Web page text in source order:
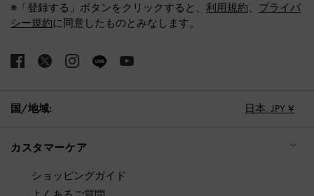
※「登録する」ボタンをクリックすると、 利用規約、 プライバ
シー規約に同意したものとみなします。
国/地域: 日本, JPY ¥
カスタマーケア
ショッピングガイド